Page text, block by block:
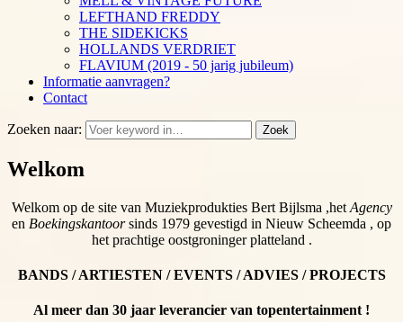
LEFTHAND FREDDY
THE SIDEKICKS
HOLLANDS VERDRIET
FLAVIUM (2019 - 50 jarig jubileum)
Informatie aanvragen?
Contact
Zoeken naar: Zoek
Welkom
Welkom op de site van Muziekprodukties Bert Bijlsma ,het Agency
en Boekingskantoorsinds 1979 gevestigd in Nieuw Scheemda , op
het prachtige oostgroninger platteland .
BANDS / ARTIESTEN / EVENTS / ADVIES / PROJECTS
Al meer dan 30 jaar leverancier van topentertainment !